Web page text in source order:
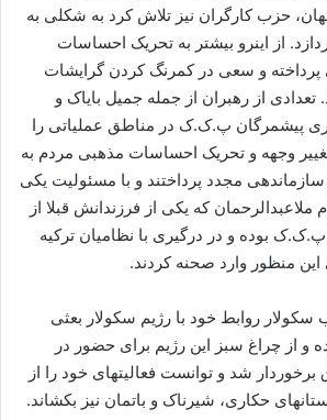
حزب کارگران نیز تلاش کرد به شکلی به
از اینرو بیشتر به تحریک احساسات
پرداخته و سعی در کمرنگ کردن گرایشات
از رهبران از جمله جمیل بایاک و
پیشمرگان پ.ک.ک در مناطق عملیاتی را
وجهه و تحریک احساسات مذهبی مردم به
مجدد پرداختند و با مسئولیت یکی
که یکی از فرزندانش قبلا از
بوده و در درگیری با نظامیان ترکیه
منظور وارد صحنه کردند.
روابط خود با رژیم سکولار بعثی
و از چراغ سبز این رژیم برای حضور در
شد و توانست فعالیتهای خود را از
حکاری، شیرناک و باتمان نیز بکشاند.